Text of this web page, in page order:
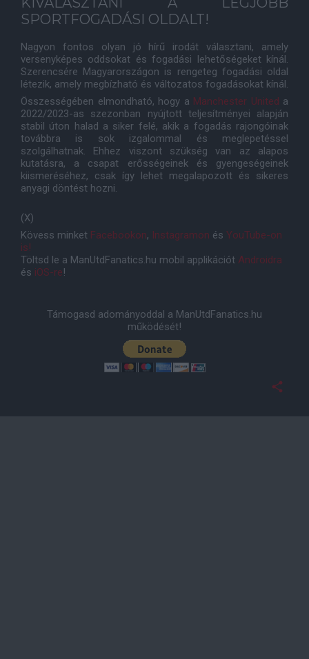
SPORTFOGADÁSI OLDALT!
Nagyon fontos olyan jó hírű irodát választani, amely
versenyképes oddsokat és fogadási lehetőségeket kínál.
Szerencsére Magyarországon is rengeteg fogadási oldal
létezik, amely megbízható és változatos fogadásokat kínál.
Összességében elmondható, hogy a Manchester United a
2022/2023-as szezonban nyújtott teljesítményei alapján
stabil úton halad a siker felé, akik a fogadás rajongóinak
továbbra is sok izgalommal és meglepetéssel
szolgálhatnak. Ehhez viszont szükség van az alapos
kutatásra, a csapat erősségeinek és gyengeségeinek
kiismeréséhez, csak így lehet megalapozott és sikeres
anyagi döntést hozni.
(X)
Kövess minket Facebookon, Instagramon és YouTube-on
is!
Töltsd le a ManUtdFanatics.hu mobil applikációt Androidra
és iOS-re!
Támogasd adományoddal a ManUtdFanatics.hu
működését!